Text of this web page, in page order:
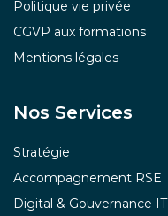
Politique vie privée
CGVP aux formations
Mentions légales
Nos Services
Stratégie
Accompagnement RSE
Digital & Gouvernance IT